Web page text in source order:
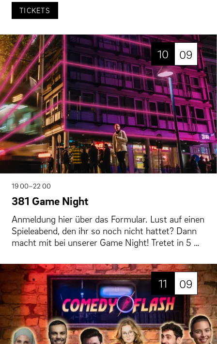
TICKETS
10 09
19 00–22 00
381 Game Night
Anmeldung hier über das Formular. Lust auf einen
Spieleabend, den ihr so noch nicht hattet? Dann
macht mit bei unserer Game Night! Tretet in 5 …
11 09